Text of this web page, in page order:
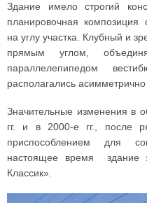
Здание имело строгий
планировочная композиция
на углу участка. Клубный и
прямым углом,
параллелепипедом
располагались асимметрично
Значительные изменения в
гг. и в 2000-е гг., после
приспособлением для
настоящее время здание
Классик».